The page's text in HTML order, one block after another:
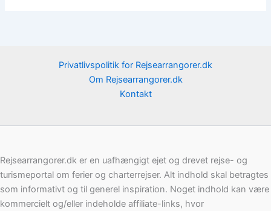
Privatlivspolitik for Rejsearrangorer.dk
Om Rejsearrangorer.dk
Kontakt
Rejsearrangorer.dk er en uafhængigt ejet og drevet rejse- og
turismeportal om ferier og charterrejser. Alt indhold skal betragtes
som informativt og til generel inspiration. Noget indhold kan være
kommercielt og/eller indeholde affiliate-links, hvor